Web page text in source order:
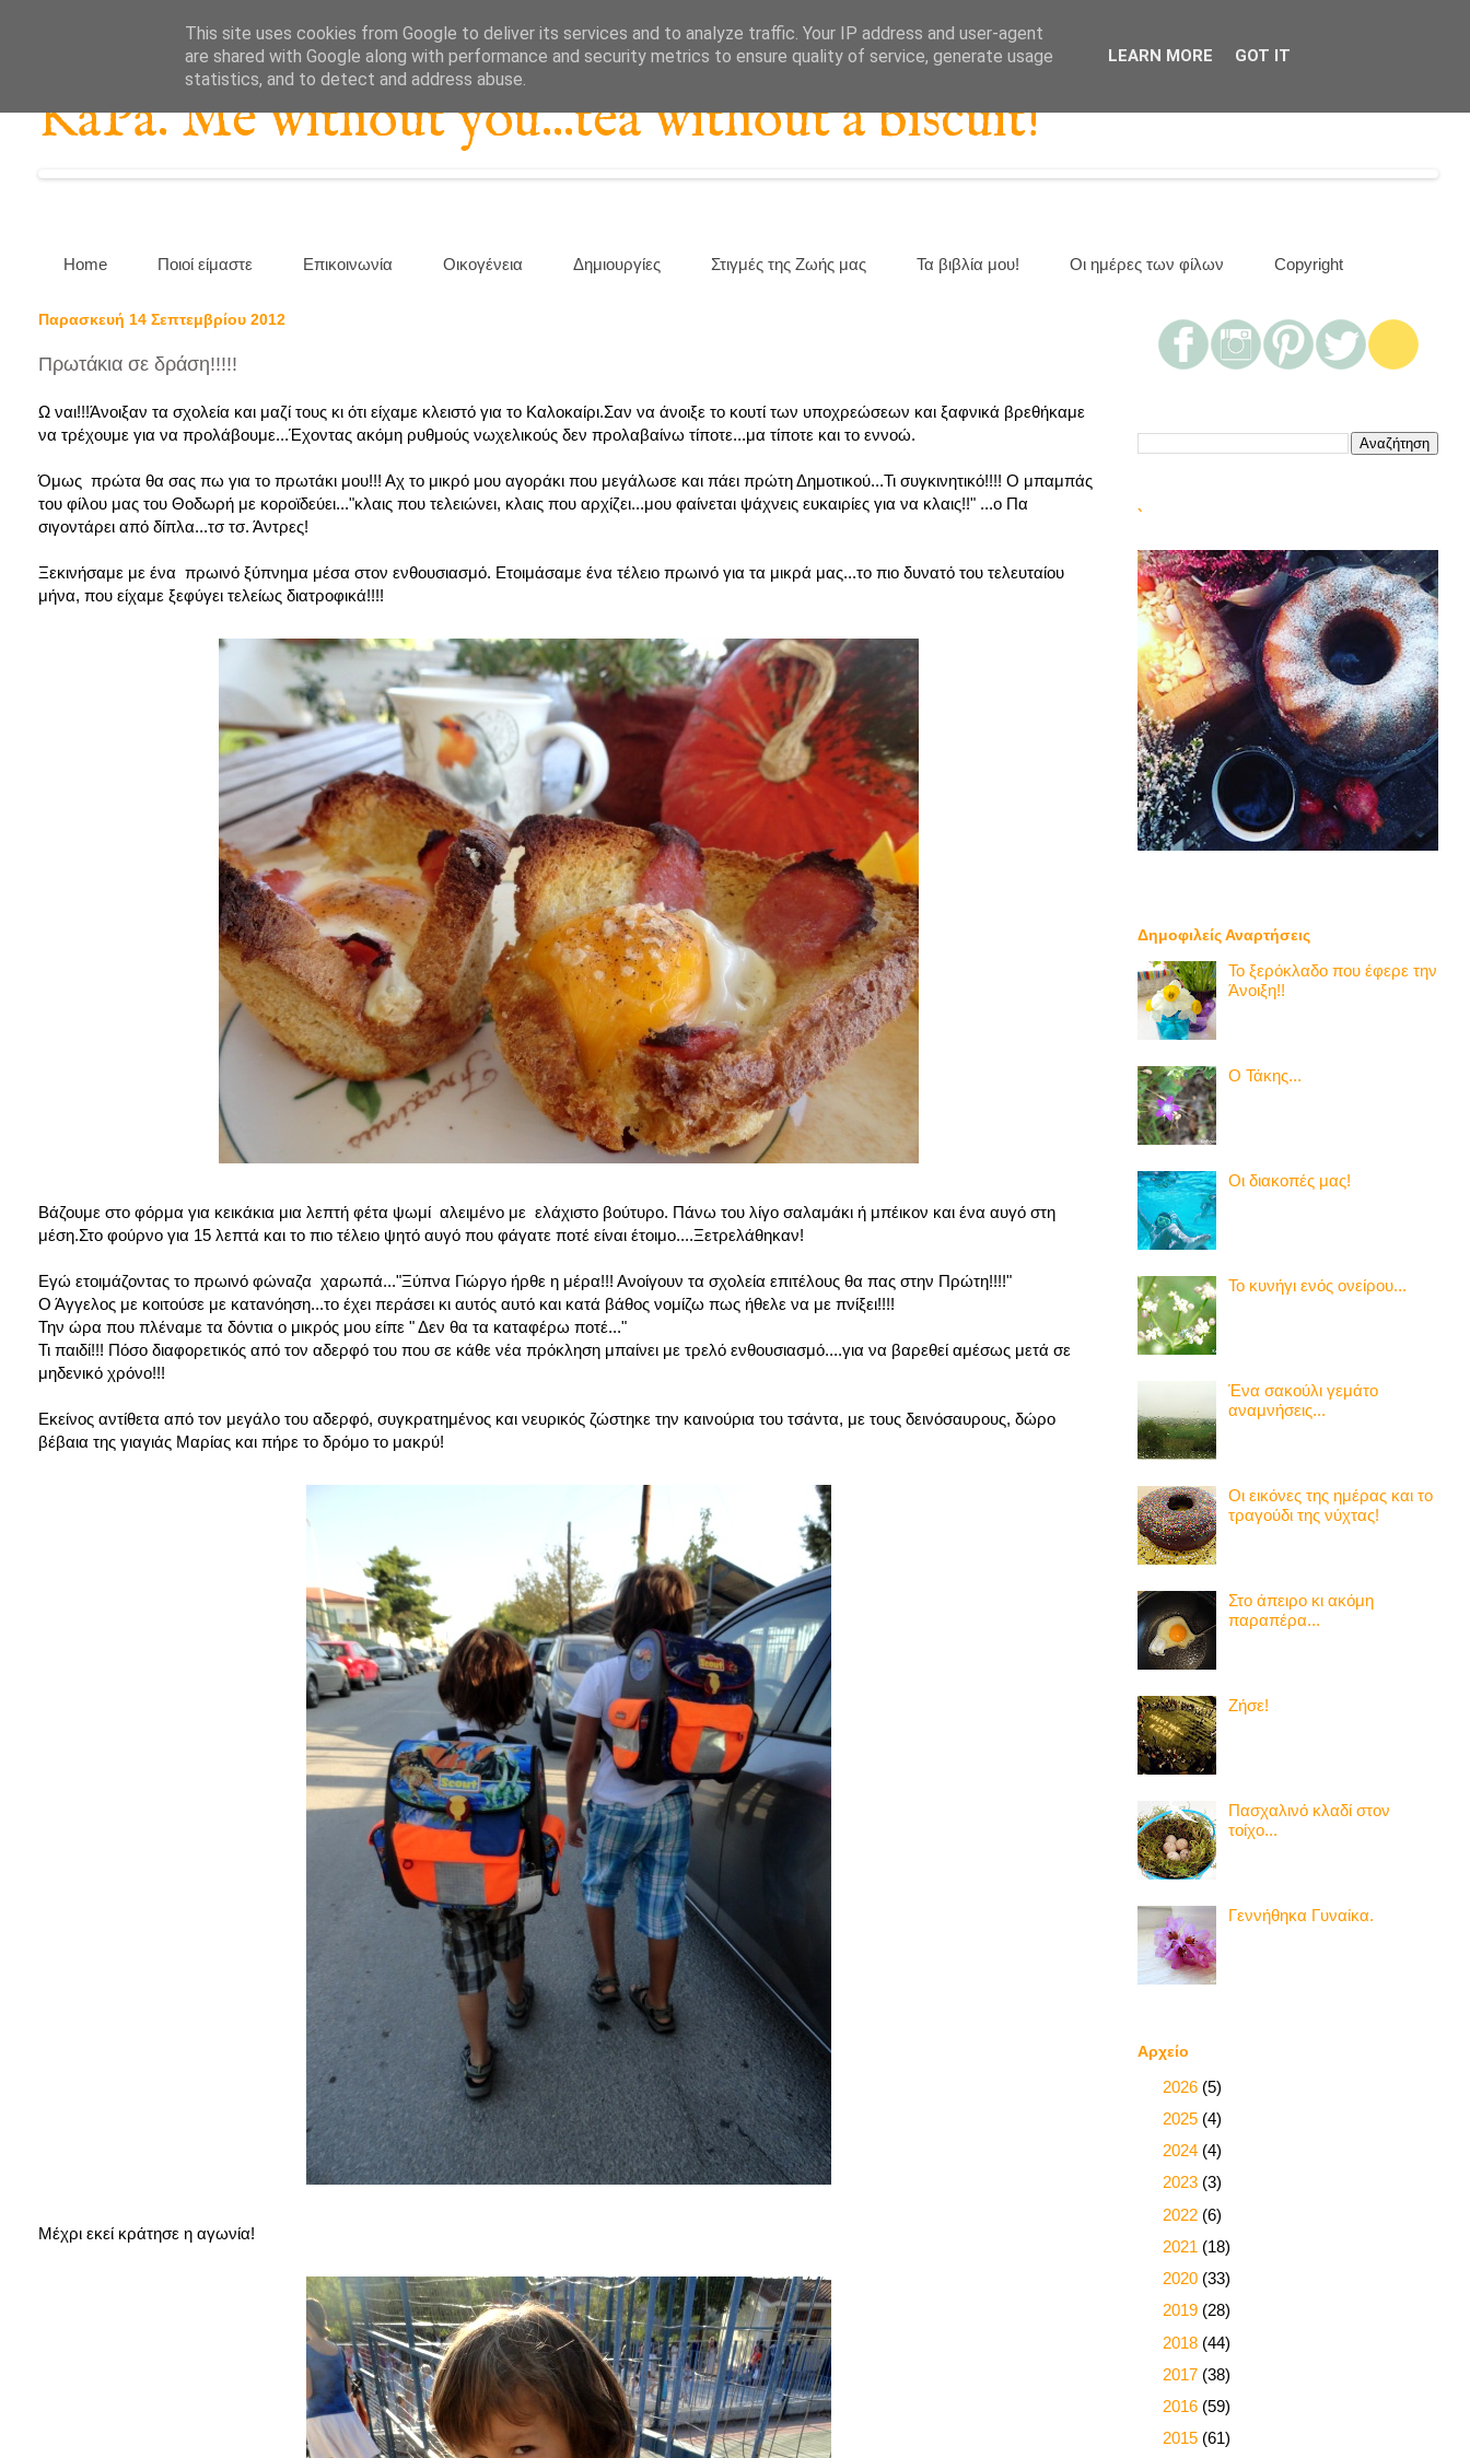
KaPa. Me without you...tea without a biscuit!
Home Ποιοί είμαστε Επικοινωνία Οικογένεια Δημιουργίες Στιγμές της Ζωής μας Τα βιβλία μου! Οι ημέρες των φίλων Copyright
Παρασκευή 14 Σεπτεμβρίου 2012
Πρωτάκια σε δράση!!!!!
Ω ναι!!!Άνοιξαν τα σχολεία και μαζί τους κι ότι είχαμε κλειστό για το Καλοκαίρι.Σαν να άνοιξε το κουτί των υποχρεώσεων και ξαφνικά βρεθήκαμε
να τρέχουμε για να προλάβουμε...Έχοντας ακόμη ρυθμούς νωχελικούς δεν προλαβαίνω τίποτε...μα τίποτε και το εννοώ.
Όμως πρώτα θα σας πω για το πρωτάκι μου!!! Αχ το μικρό μου αγοράκι που μεγάλωσε και πάει πρώτη Δημοτικού...Τι συγκινητικό!!!! Ο μπαμπάς
του φίλου μας του Θοδωρή με κοροϊδεύει..."κλαις που τελειώνει, κλαις που αρχίζει...μου φαίνεται ψάχνεις ευκαιρίες για να κλαις!!" ...ο Πα
σιγοντάρει από δίπλα...τσ τσ. Άντρες!
Ξεκινήσαμε με ένα πρωινό ξύπνημα μέσα στον ενθουσιασμό. Ετοιμάσαμε ένα τέλειο πρωινό για τα μικρά μας...το πιο δυνατό του τελευταίου
μήνα, που είχαμε ξεφύγει τελείως διατροφικά!!!!
Βάζουμε στο φόρμα για κεικάκια μια λεπτή φέτα ψωμί αλειμένο με ελάχιστο βούτυρο. Πάνω του λίγο σαλαμάκι ή μπέικον και ένα αυγό στη
μέση.Στο φούρνο για 15 λεπτά και το πιο τέλειο ψητό αυγό που φάγατε ποτέ είναι έτοιμο....Ξετρελάθηκαν!
Εγώ ετοιμάζοντας το πρωινό φώναζα χαρωπά..."Ξύπνα Γιώργο ήρθε η μέρα!!! Ανοίγουν τα σχολεία επιτέλους θα πας στην Πρώτη!!!!"
Ο Άγγελος με κοιτούσε με κατανόηση...το έχει περάσει κι αυτός αυτό και κατά βάθος νομίζω πως ήθελε να με πνίξει!!!!
Την ώρα που πλέναμε τα δόντια ο μικρός μου είπε " Δεν θα τα καταφέρω ποτέ..."
Τι παιδί!!! Πόσο διαφορετικός από τον αδερφό του που σε κάθε νέα πρόκληση μπαίνει με τρελό ενθουσιασμό....για να βαρεθεί αμέσως μετά σε
μηδενικό χρόνο!!!
Εκείνος αντίθετα από τον μεγάλο του αδερφό, συγκρατημένος και νευρικός ζώστηκε την καινούρια του τσάντα, με τους δεινόσαυρους, δώρο
βέβαια της γιαγιάς Μαρίας και πήρε το δρόμο το μακρύ!
Μέχρι εκεί κράτησε η αγωνία!
`
Δημοφιλείς Αναρτήσεις
Το ξερόκλαδο που έφερε την
Άνοιξη!!
Ο Τάκης...
Οι διακοπές μας!
Το κυνήγι ενός ονείρου...
Ένα σακούλι γεμάτο
αναμνήσεις...
Οι εικόνες της ημέρας και το
τραγούδι της νύχτας!
Στο άπειρο κι ακόμη
παραπέρα...
Ζήσε!
Πασχαλινό κλαδί στον
τοίχο...
Γεννήθηκα Γυναίκα.
Αρχείο
2026 (5)
2025 (4)
2024 (4)
2023 (3)
2022 (6)
2021 (18)
2020 (33)
2019 (28)
2018 (44)
2017 (38)
2016 (59)
2015 (61)
This site uses cookies from Google to deliver its services and to analyze traffic. Your IP address and user-agent
are shared with Google along with performance and security metrics to ensure quality of service, generate usage
statistics, and to detect and address abuse.
LEARN MORE GOT IT